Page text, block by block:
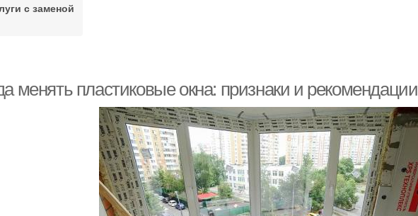
с заменой
менять пластиковые окна: признаки и рекомендации